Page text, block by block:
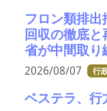
フロン類排
回収の徹底
省が中間取り
2026/08/07 行
ベステラ、